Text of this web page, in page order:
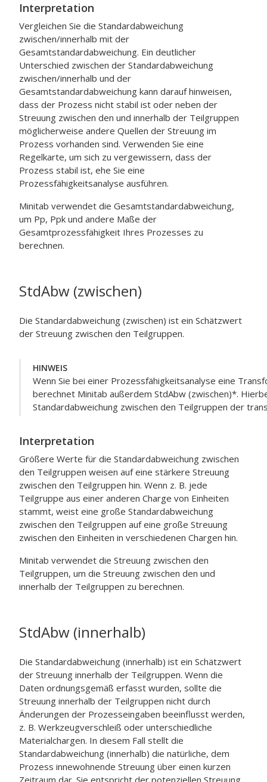
Interpretation
Vergleichen Sie die Standardabweichung
zwischen/innerhalb mit der
Gesamtstandardabweichung. Ein deutlicher
Unterschied zwischen der Standardabweichung
zwischen/innerhalb und der
Gesamtstandardabweichung kann darauf hinweisen,
dass der Prozess nicht stabil ist oder neben der
Streuung zwischen den und innerhalb der Teilgruppen
möglicherweise andere Quellen der Streuung im
Prozess vorhanden sind. Verwenden Sie eine
Regelkarte, um sich zu vergewissern, dass der
Prozess stabil ist, ehe Sie eine
Prozessfähigkeitsanalyse ausführen.
Minitab verwendet die Gesamtstandardabweichung,
um Pp, Ppk und andere Maße der
Gesamtprozessfähigkeit Ihres Prozesses zu
berechnen.
StdAbw (zwischen)
Die Standardabweichung (zwischen) ist ein Schätzwert
der Streuung zwischen den Teilgruppen.
HINWEIS
Wenn Sie bei einer Prozessfähigkeitsanalyse eine
berechnet Minitab außerdem StdAbw (zwischen)*.
Standardabweichung zwischen den Teilgruppen der
Interpretation
Größere Werte für die Standardabweichung zwischen
den Teilgruppen weisen auf eine stärkere Streuung
zwischen den Teilgruppen hin. Wenn z. B. jede
Teilgruppe aus einer anderen Charge von Einheiten
stammt, weist eine große Standardabweichung
zwischen den Teilgruppen auf eine große Streuung
zwischen den Einheiten in verschiedenen Chargen hin.
Minitab verwendet die Streuung zwischen den
Teilgruppen, um die Streuung zwischen den und
innerhalb der Teilgruppen zu berechnen.
StdAbw (innerhalb)
Die Standardabweichung (innerhalb) ist ein Schätzwert
der Streuung innerhalb der Teilgruppen. Wenn die
Daten ordnungsgemäß erfasst wurden, sollte die
Streuung innerhalb der Teilgruppen nicht durch
Änderungen der Prozesseingaben beeinflusst werden,
z. B. Werkzeugverschleiß oder unterschiedliche
Materialchargen. In diesem Fall stellt die
Standardabweichung (innerhalb) die natürliche, dem
Prozess innewohnende Streuung über einen kurzen
Zeitraum dar. Sie entspricht der potenziellen Streuung